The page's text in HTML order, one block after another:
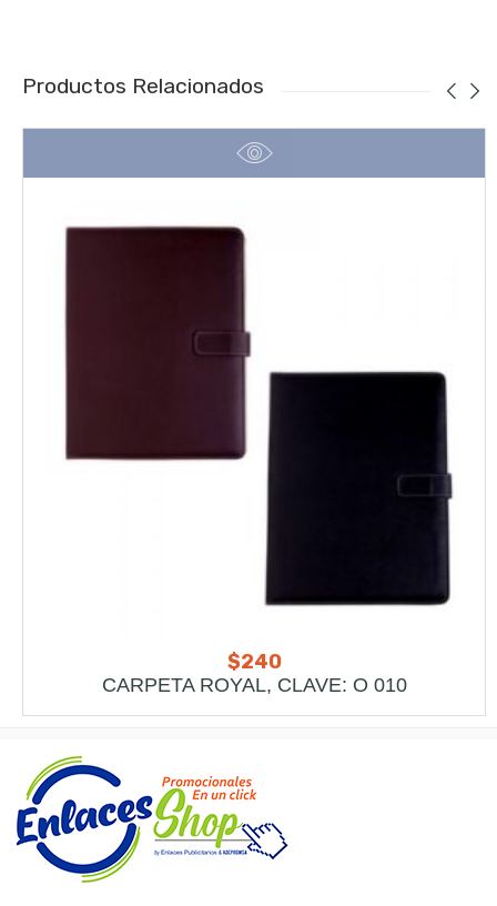
Productos Relacionados
$240
CARPETA ROYAL, CLAVE: O 010